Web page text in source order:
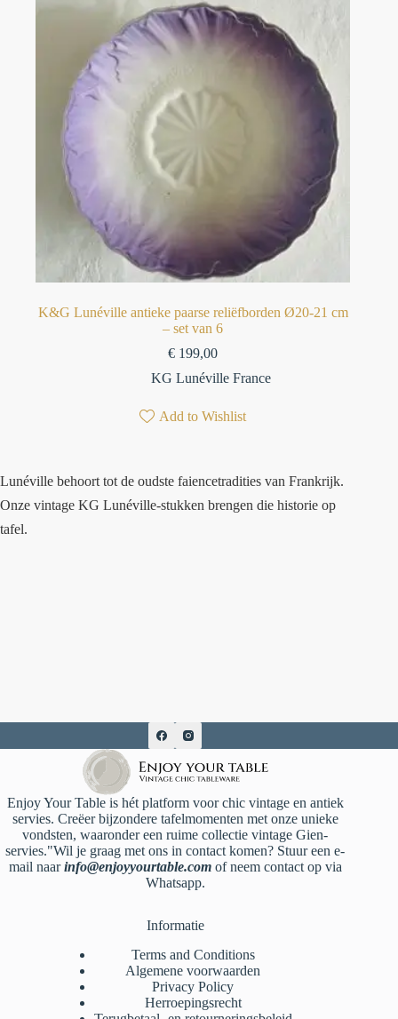
K&G Lunéville antieke paarse reliëfborden Ø20-21 cm
– set van 6
€ 199,00
KG Lunéville France
Add to Wishlist
Lunéville behoort tot de oudste faiencetradities van Frankrijk.
Onze vintage KG Lunéville-stukken brengen die historie op
tafel.
Enjoy Your Table is hét platform voor chic vintage en antiek
servies. Creëer bijzondere tafelmomenten met onze unieke
vondsten, waaronder een ruime collectie vintage Gien-
servies."Wil je graag met ons in contact komen? Stuur een e-
mail naarinfo@enjoyyourtable.comof neem contact op via
Whatsapp.
Informatie
Terms and Conditions
Algemene voorwaarden
Privacy Policy
Herroepingsrecht